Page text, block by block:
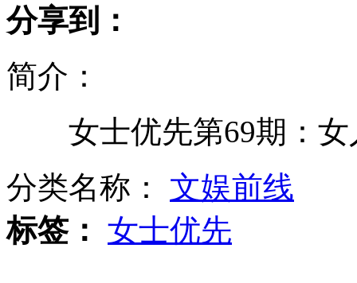
宝马车连撞7人 致4死3伤
奥运赛场意外盘点 拔衣"露点"
分享到：
简介：
女士优先第69期：女
分类名称： 文娱前线
标签： 女士优先